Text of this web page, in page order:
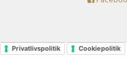
Privatlivspolitik Cookiepolitik